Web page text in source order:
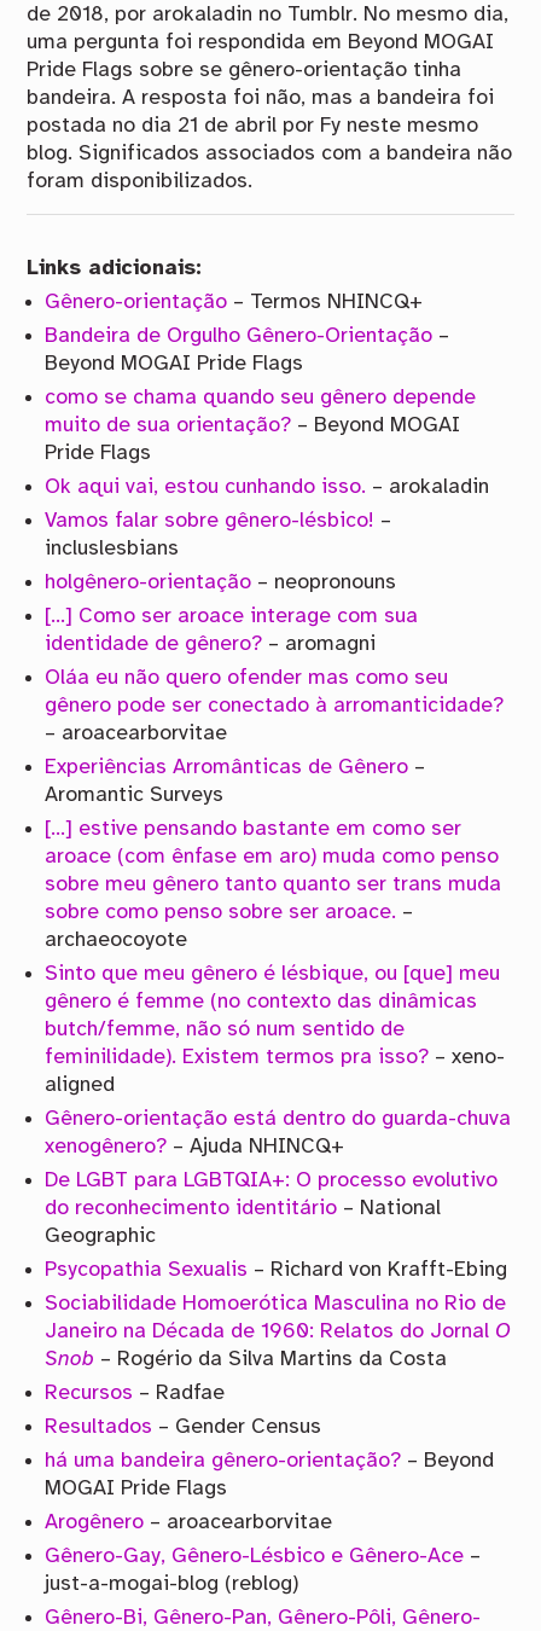
de 2018, por arokaladin no Tumblr. No mesmo dia,
uma pergunta foi respondida em Beyond MOGAI
Pride Flags sobre se gênero-orientação tinha
bandeira. A resposta foi não, mas a bandeira foi
postada no dia 21 de abril por Fy neste mesmo
blog. Significados associados com a bandeira não
foram disponibilizados.
Links adicionais:
Gênero-orientação – Termos NHINCQ+
Bandeira de Orgulho Gênero-Orientação –
Beyond MOGAI Pride Flags
como se chama quando seu gênero depende
muito de sua orientação? – Beyond MOGAI
Pride Flags
Ok aqui vai, estou cunhando isso. – arokaladin
Vamos falar sobre gênero-lésbico! –
incluslesbians
holgênero-orientação – neopronouns
[…] Como ser aroace interage com sua
identidade de gênero? – aromagni
Oláa eu não quero ofender mas como seu
gênero pode ser conectado à arromanticidade?
– aroacearborvitae
Experiências Arromânticas de Gênero –
Aromantic Surveys
[…] estive pensando bastante em como ser
aroace (com ênfase em aro) muda como penso
sobre meu gênero tanto quanto ser trans muda
sobre como penso sobre ser aroace. –
archaeocoyote
Sinto que meu gênero é lésbique, ou [que] meu
gênero é femme (no contexto das dinâmicas
butch/femme, não só num sentido de
feminilidade). Existem termos pra isso? – xeno-
aligned
Gênero-orientação está dentro do guarda-chuva
xenogênero? – Ajuda NHINCQ+
De LGBT para LGBTQIA+: O processo evolutivo
do reconhecimento identitário – National
Geographic
Psycopathia Sexualis – Richard von Krafft-Ebing
Sociabilidade Homoerótica Masculina no Rio de
Janeiro na Década de 1960: Relatos do Jornal O
Snob – Rogério da Silva Martins da Costa
Recursos – Radfae
Resultados – Gender Census
há uma bandeira gênero-orientação? – Beyond
MOGAI Pride Flags
Arogênero – aroacearborvitae
Gênero-Gay, Gênero-Lésbico e Gênero-Ace –
just-a-mogai-blog (reblog)
Gênero-Bi, Gênero-Pan, Gênero-Pôli, Gênero-